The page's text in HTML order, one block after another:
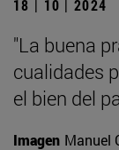
18 | 10 | 2024
"La buena
cualidades
el bien del
Imagen Manuel